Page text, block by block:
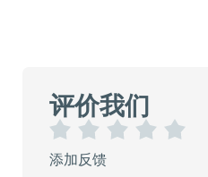
评价我们
星
星
添加反馈